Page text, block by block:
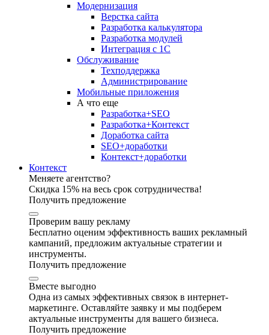
Модернизация
Верстка сайта
Разработка калькулятора
Разработка модулей
Интеграция с 1С
Обслуживание
Техподдержка
Администрирование
Мобильные приложения
А что еще
Разработка+SEO
Разработка+Контекст
Доработка сайта
SEO+доработки
Контекст+доработки
Контекст
Меняете агентство?
Скидка 15% на весь срок сотрудничества!
Получить предложение
Проверим вашу рекламу
Бесплатно оценим эффективность ваших рекламный
кампаний, предложим актуальные стратегии и
инструменты.
Получить предложение
Вместе выгодно
Одна из самых эффективных связок в интернет-
маркетинге. Оставляйте заявку и мы подберем
актуальные инструменты для вашего бизнеса.
Получить предложение